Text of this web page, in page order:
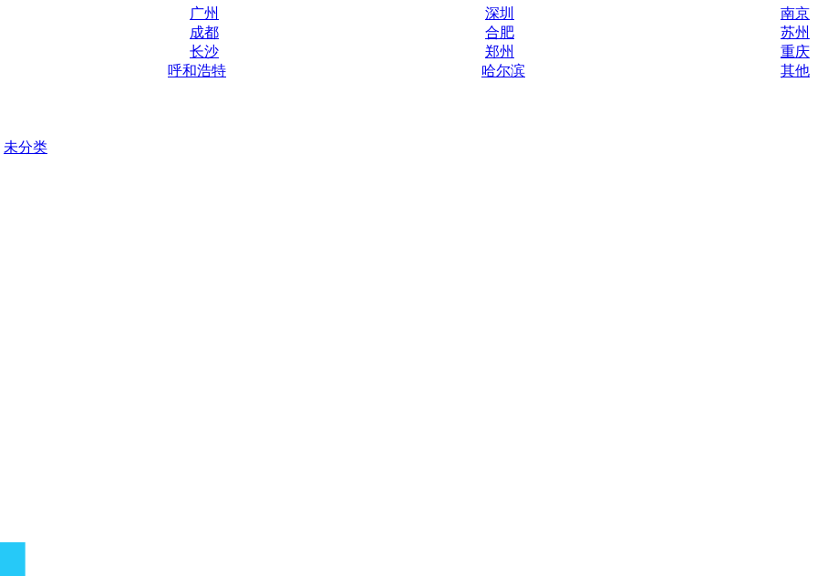
广州 深圳
南京
成都 合肥
苏州
长沙 郑州
重庆
呼和浩特 哈尔滨
其他
未分类